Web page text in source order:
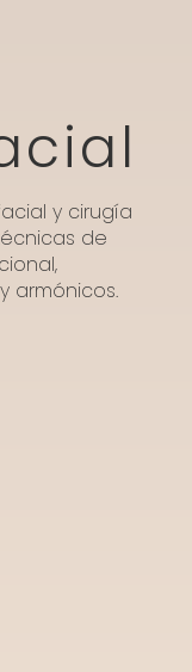
y cirugía
de
armónicos.